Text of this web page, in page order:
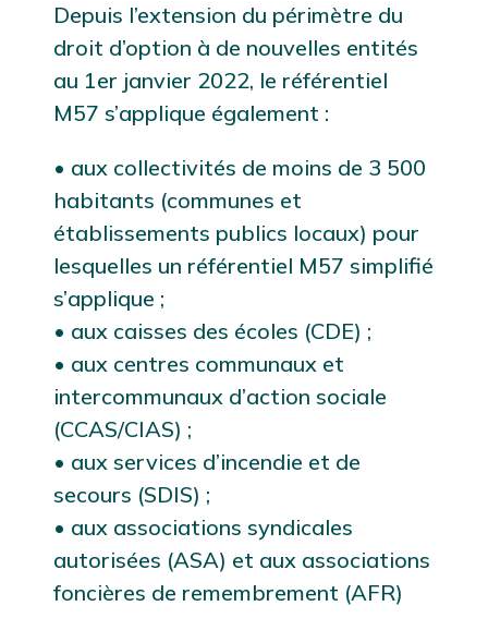
Depuis l’extension du périmètre du
droit d’option à de nouvelles entités
au 1er janvier 2022, le référentiel
M57 s’applique également :
• aux collectivités de moins de 3 500
habitants (communes et
établissements publics locaux) pour
lesquelles un référentiel M57 simplifié
s’applique ;
• aux caisses des écoles (CDE) ;
• aux centres communaux et
intercommunaux d’action sociale
(CCAS/CIAS) ;
• aux services d’incendie et de
secours (SDIS) ;
• aux associations syndicales
autorisées (ASA) et aux associations
foncières de remembrement (AFR)